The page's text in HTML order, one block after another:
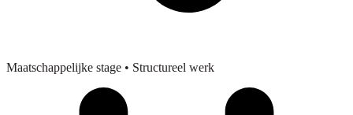
Maatschappelijke stage • Structureel werk